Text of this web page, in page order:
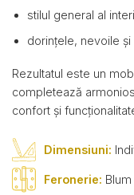
stilul general al
dorințele, nevoile și
Rezultatul este un
completează
confort și
Dimensiuni:
Feronerie: Blum